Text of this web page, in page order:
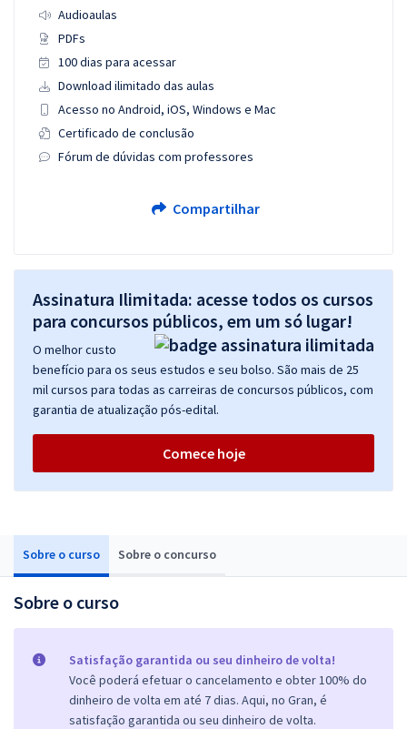
Sobre o curso Sobre o concurso
Sobre o curso
Satisfação garantida ou seu dinheiro de volta!
Você poderá efetuar o cancelamento e obter 100% do
dinheiro de volta em até 7 dias. Aqui, no Gran, é
satisfação garantida ou seu dinheiro de volta.
Audioaulas
PDFs
100 dias para acessar
Download ilimitado das aulas
Acesso no Android, iOS, Windows e Mac
Certificado de conclusão
Fórum de dúvidas com professores
Compartilhar
Assinatura Ilimitada: acesse todos os cursos
para concursos públicos, em um só lugar!
O melhor custo
benefício para os seus estudos e seu bolso. São mais de 25
mil cursos para todas as carreiras de concursos públicos, com
garantia de atualização pós-edital.
Comece hoje